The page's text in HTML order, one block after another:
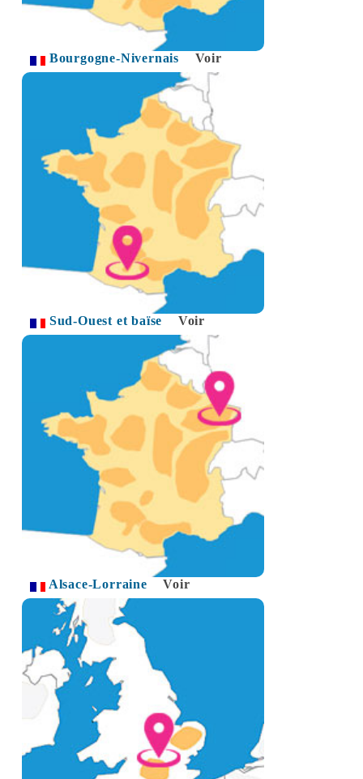
Bourgogne-Nivernais Voir
Sud-Ouest et baïse Voir
Alsace-Lorraine Voir